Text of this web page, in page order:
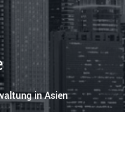
in Asien